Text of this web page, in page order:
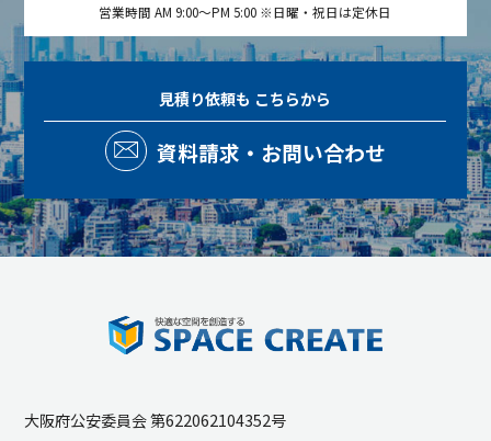
営業時間 AM 9:00～PM 5:00 ※日曜・祝日は定休日
見積り依頼も こちらから
資料請求・お問い合わせ
大阪府公安委員会 第622062104352号